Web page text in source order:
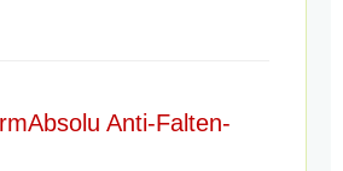
Anti-Falten-